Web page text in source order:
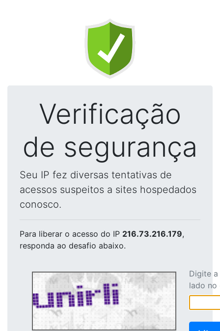
Verificação
de segurança
Seu IP fez diversas tentativas de
acessos suspeitos a sites hospedados
conosco.
Para liberar o acesso do IP 216.73.216.179,
responda ao desafio abaixo.
Digite
lado no